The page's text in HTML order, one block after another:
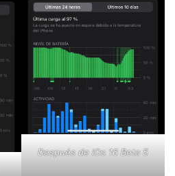
Después de iOs 16 Beta 5